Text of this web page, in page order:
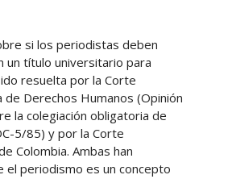
si los periodistas deben
un título universitario para
resuelta por la Corte
de Derechos Humanos (Opinión
la colegiación obligatoria de
5/85) y por la Corte
Colombia. Ambas han
el periodismo es un concepto